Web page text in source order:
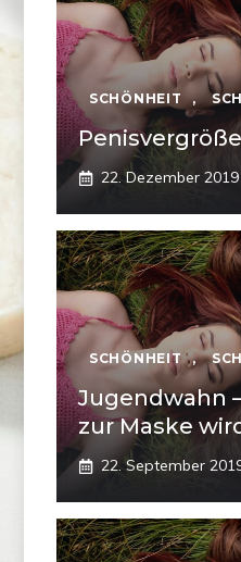
SCHÖNHEIT ,
22. Dezember 2019
SCHÖNHEIT ,
Jugendwahn
zur Maske
22. September